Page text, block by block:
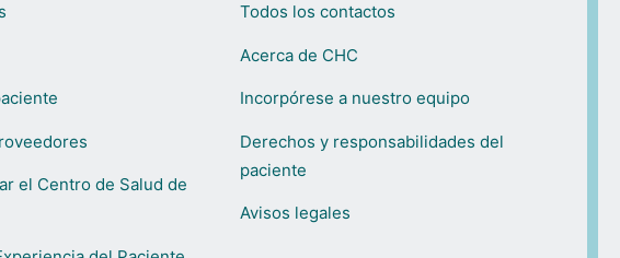
el Centro de Salud de
Todos los contactos
Acerca de CHC
Incorpórese a nuestro equipo
Derechos y responsabilidades del
paciente
Avisos legales